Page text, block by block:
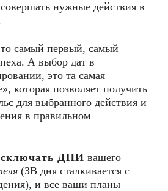
нужные действия в
самый первый, самый
А выбор дат в
это та самая
которая позволяет получить
для выбранного действия и
в правильном
ДНИ вашего
(ЗВ дня сталкивается с
и все ваши планы